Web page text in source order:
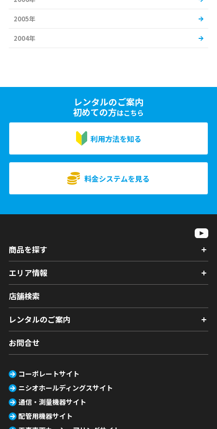
2005年
2004年
レンタルのご案内
初めての方はこちら
利用方法を知る
料金システムを見る
商品を探す
エリア情報
店舗検索
レンタルのご案内
お問合せ
コーポレートサイト
ニシオホールディングスサイト
通信・測量機器サイト
配管用機器サイト